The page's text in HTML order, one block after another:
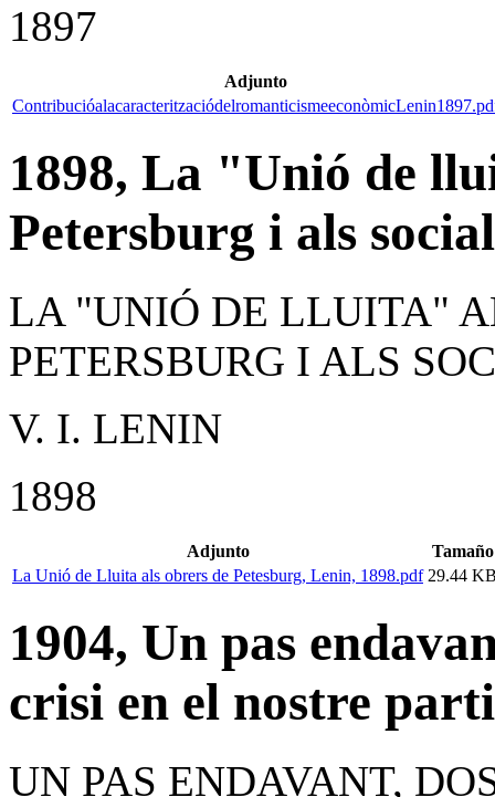
1897
Adjunto
1898, La "Unió de
Petersburg i als
LA "UNIÓ DE LLUITA"
PETERSBURG I ALS
V. I. LENIN
1898
Adjunto
Tamaño
La Unió de Lluita als obrers de Petesburg, Lenin, 1898.pdf 29.44
1904, Un pas
crisi en el nostre
UN PAS ENDAVANT,